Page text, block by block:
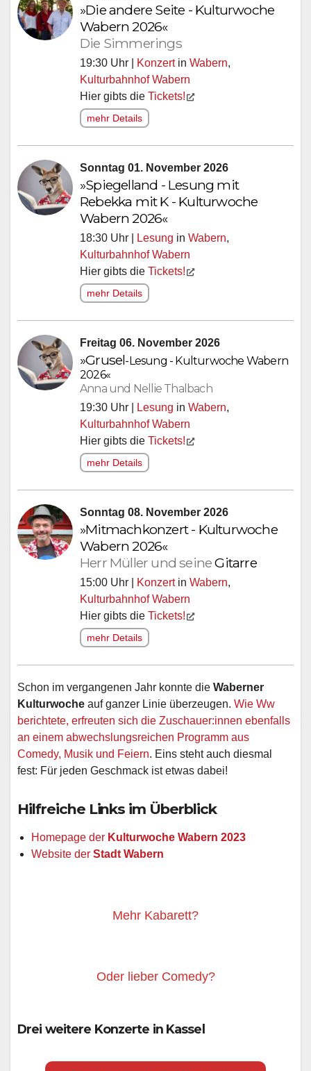
»Die andere Seite - Kulturwoche
Wabern 2026«
Die Simmerings
19:30 Uhr | Konzertin Wabern,
Kulturbahnhof Wabern
Hier gibts die Tickets!
mehr Details
Sonntag 01. November 2026
»Spiegelland - Lesung mit
Rebekka mit K - Kulturwoche
Wabern 2026«
18:30 Uhr | Lesung in Wabern,
Kulturbahnhof Wabern
Hier gibts die Tickets!
mehr Details
Freitag 06. November 2026
»Grusel-Lesung - Kulturwoche Wabern
2026«
Anna und Nellie Thalbach
19:30 Uhr | Lesung in Wabern,
Kulturbahnhof Wabern
Hier gibts die Tickets!
mehr Details
Sonntag 08. November 2026
»Mitmachkonzert - Kulturwoche
Wabern 2026«
Herr Müller und seineGitarre
15:00 Uhr | Konzertin Wabern,
Kulturbahnhof Wabern
Hier gibts die Tickets!
mehr Details
Schon im vergangenen Jahr konnte die Waberner
Kulturwoche auf ganzer Linie überzeugen. Wie Ww
berichtete, erfreuten sich die Zuschauer:innen ebenfalls
an einem abwechslungsreichen Programm aus
Comedy, Musik und Feiern. Eins steht auch diesmal
fest: Für jeden Geschmack ist etwas dabei!
Hilfreiche Links im Überblick
Homepage der Kulturwoche Wabern 2023
Website der Stadt Wabern
Mehr Kabarett?
Oder lieber Comedy?
Drei weitere Konzerte in Kassel